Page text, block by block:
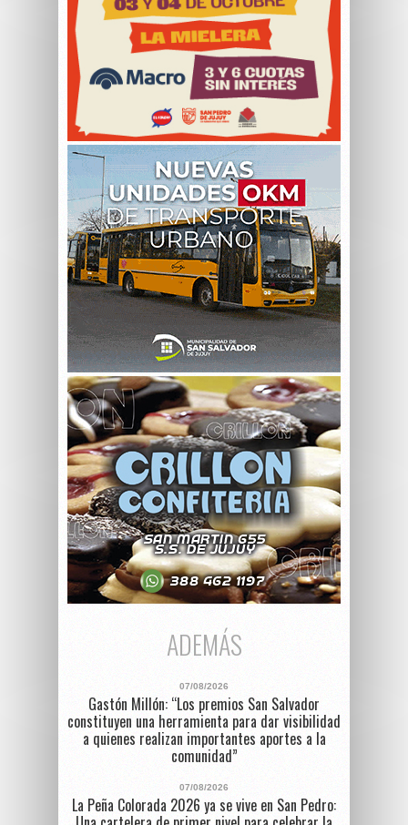
ADEMÁS
07/08/2026
Gastón Millón: “Los premios San Salvador
constituyen una herramienta para dar visibilidad
a quienes realizan importantes aportes a la
comunidad”
07/08/2026
La Peña Colorada 2026 ya se vive en San Pedro: